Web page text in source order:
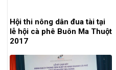
Hội thi nông dân đua tài tại
lễ hội cà phê Buôn Ma Thuột
2017